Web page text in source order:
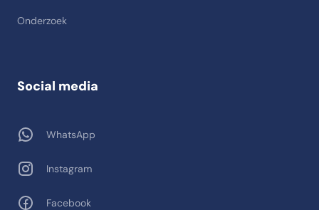
Onderzoek
Social media
WhatsApp
Instagram
Facebook